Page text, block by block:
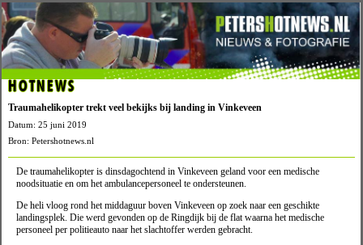
HOTNEWS
Traumahelikopter trekt veel bekijks bij landing in Vinkeveen
Datum: 25 juni 2019
Bron: Petershotnews.nl
De traumahelikopter is dinsdagochtend in Vinkeveen geland voor een medische
noodsituatie en om het ambulancepersoneel te ondersteunen.
De heli vloog rond het middaguur boven Vinkeveen op zoek naar een geschikte
landingsplek. Die werd gevonden op de Ringdijk bij de flat waarna het medische
personeel per politieauto naar het slachtoffer werden gebracht.